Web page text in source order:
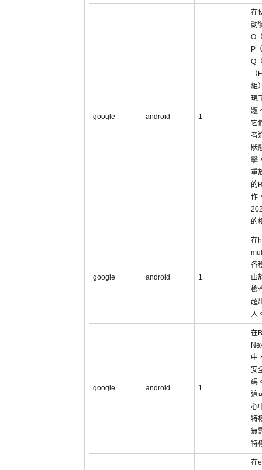
google android 1
在
動
O
P
Q
組
現
題
它
者
狀
擊
重
的
作
的
google android 1
在
各
由
檢
超
入
google android 1
在
中
安
碼
這
心
特
無
特
在